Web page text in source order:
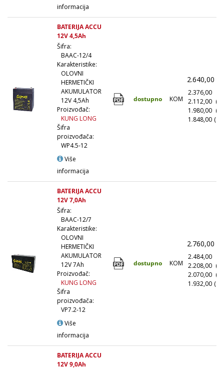
informacija
BATERIJA ACCU
12V 4,5Ah
Šifra:
BAAC-12/4
Karakteristike:
OLOVNI
HERMETIČKI
AKUMULATOR
12V 4,5Ah
Proizvođač:
KUNG LONG
Šifra
proizvođača:
WP4.5-12
Više
informacija
dostupno KOM
2.640,00
2.376,00
2.112,00
1.980,00
1.848,00
BATERIJA ACCU
12V 7,0Ah
Šifra:
BAAC-12/7
Karakteristike:
OLOVNI
HERMETIČKI
AKUMULATOR
12V 7Ah
Proizvođač:
KUNG LONG
Šifra
proizvođača:
VP7.2-12
Više
informacija
dostupno KOM
2.760,00
2.484,00
2.208,00
2.070,00
1.932,00
BATERIJA ACCU
12V 9,0Ah